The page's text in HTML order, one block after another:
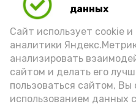
данных
Сайт использует cookie
аналитики
анализировать
сайтом и делать его
пользоваться сайтом, Вы
использованием данных